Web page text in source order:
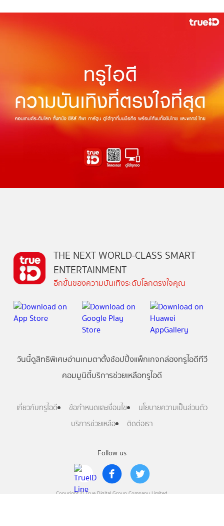
Follow us
Copyright © True Digital Group Company Limited.
THE NEXT WORLD-CLASS SMART
ENTERTAINMENT
อีกขั้นของความบันเทิงระดับโลกตรงใจคุณ
วันนี้ดูสิทธิพิเศษอ่านเกมตาตั้งช้อปปิ้งแพ็กเกจกล่องทรูไอดีทีวี
คอมมูนิตี้บริการช่วยเหลือทรูไอดี
เกี่ยวกับทรูไอดี ข้อกำหนดและเงื่อนไข
นโยบายความเป็นส่วนตัว
บริการช่วยเหลือ
ติดต่อเรา